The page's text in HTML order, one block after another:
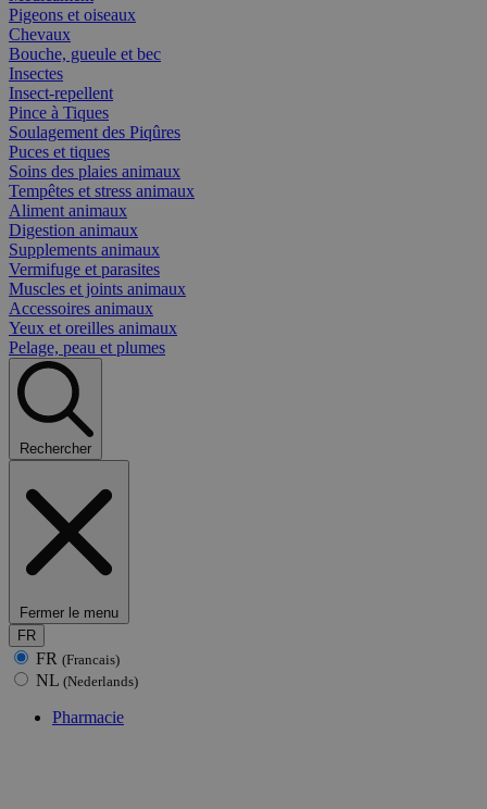
Pigeons et oiseaux
Chevaux
Bouche, gueule et bec
Insectes
Insect-repellent
Pince à Tiques
Soulagement des Piqûres
Puces et tiques
Soins des plaies animaux
Tempêtes et stress animaux
Aliment animaux
Digestion animaux
Supplements animaux
Vermifuge et parasites
Muscles et joints animaux
Accessoires animaux
Yeux et oreilles animaux
Pelage, peau et plumes
Rechercher
Fermer le menu
FR
FR (Francais)
NL (Nederlands)
Pharmacie